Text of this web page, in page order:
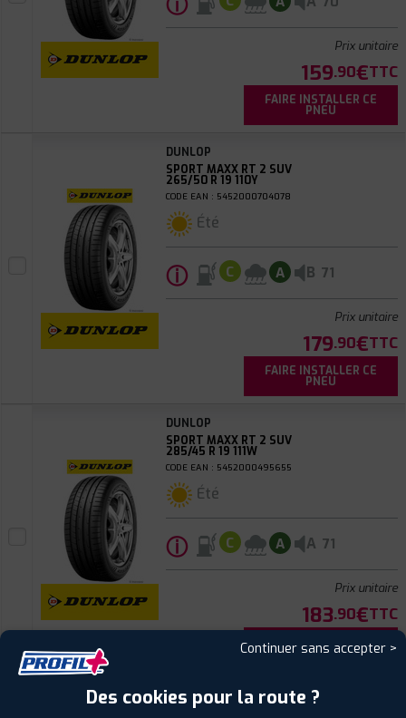
Prix unitaire
159.90€TTC
FAIRE INSTALLER CE
PNEU
DUNLOP
SPORT MAXX RT 2 SUV
265/50 R 19 110Y
CODE EAN : 5452000704078
Été
ⓘ C A B 71
Prix unitaire
179.90€TTC
FAIRE INSTALLER CE
PNEU
DUNLOP
SPORT MAXX RT 2 SUV
285/45 R 19 111W
CODE EAN : 5452000495655
Été
ⓘ C A A 71
Prix unitaire
183.90€TTC
FAIRE INSTALLER CE
PNEU
DUNLOP
SPORT MAXX RT
Continuer sans accepter >
Des cookies pour la route ?